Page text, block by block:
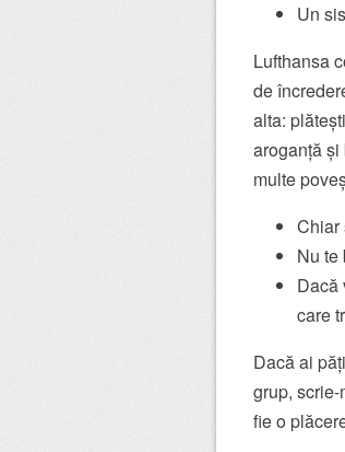
Un
Lufthansa
de
alta:
aroganță
multe
Chiar
Nu te
Dacă
care
Dacă ai
grup,
fie o